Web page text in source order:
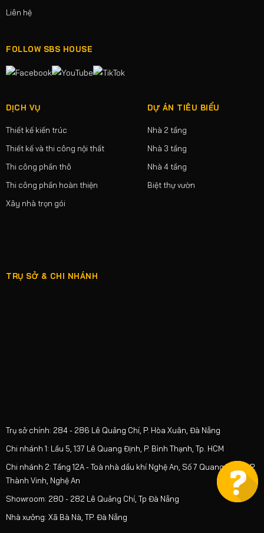
Liên hệ
FOLLOW SBS HOUSE
DỊCH VỤ
Thiết kế kiến trúc
Thiết kế và thi công nội thất
Thi công phần thô
Thi công phần hoàn thiện
Xây nhà trọn gói
DỰ ÁN TIÊU BIỂU
Nhà 2 tầng
Nhà 3 tầng
Nhà 4 tầng
Biệt thự vườn
TRỤ SỞ & CHI NHÁNH
Trụ sở chính: 284 - 286 Lê Quảng Chí, P. Hòa Xuân, Đà Nẵng
Chi nhánh 1: Lầu 5, 137 Lê Quang Định, P. Bình Thạnh, Tp. HCM
Chi nhánh 2: Tầng 12A - Toà nhà dầu khí Nghệ An, Số 7 Quang Trung, P.
Thành Vinh, Nghệ An
Showroom: 280 - 282 Lê Quảng Chí, Tp Đà Nẵng
Nhà xưởng: Xã Bà Nà, TP. Đà Nẵng